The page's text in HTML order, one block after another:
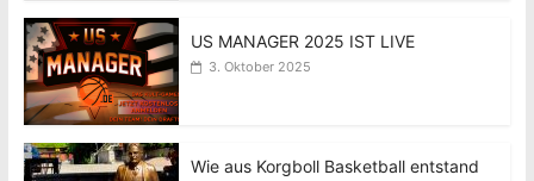
US MANAGER 2025 IST LIVE
3. Oktober 2025
Wie aus Korgboll Basketball entstand